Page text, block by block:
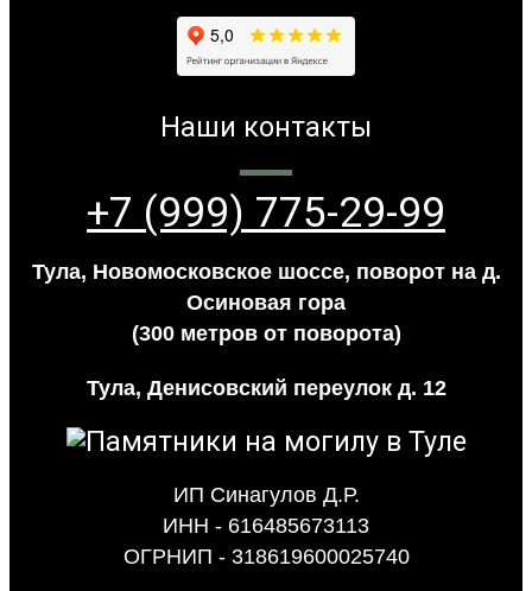
Наши контакты
+7 (999) 775-29-99
Тула, Новомосковское шоссе, поворот на д.
Осиновая гора
(300 метров от поворота)
Тула, Денисовский переулок д. 12
ИП Синагулов Д.Р.
ИНН - 616485673113
ОГРНИП - 318619600025740